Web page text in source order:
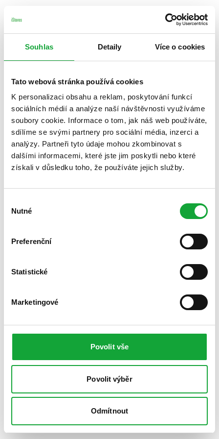
Souhlas Detaily Více o cookies
Tato webová stránka používá cookies
K personalizaci obsahu a reklam, poskytování funkcí
sociálních médií a analýze naší návštěvnosti využíváme
soubory cookie. Informace o tom, jak náš web používáte,
sdílíme se svými partnery pro sociální média, inzerci a
analýzy. Partneři tyto údaje mohou zkombinovat s
dalšími informacemi, které jste jim poskytli nebo které
získali v důsledku toho, že používáte jejich služby.
souhlasu
Nutné
Preferenční
Statistické
Marketingové
Povolit vše
Povolit výběr
Odmítnout